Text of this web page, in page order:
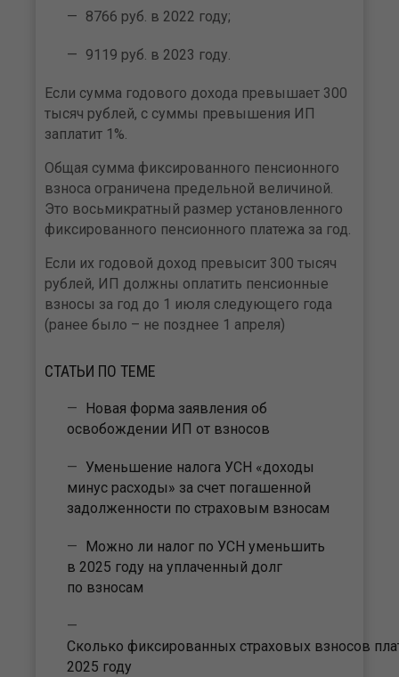
8766 руб. в 2022 году;
9119 руб. в 2023 году.
Если сумма годового дохода превышает 300
тысяч рублей, с суммы превышения ИП
заплатит 1%.
Общая сумма фиксированного пенсионного
взноса ограничена предельной величиной.
Это восьмикратный размер установленного
фиксированного пенсионного платежа за год.
Если их годовой доход превысит 300 тысяч
рублей, ИП должны оплатить пенсионные
взносы за год до 1 июля следующего года
(ранее было – не позднее 1 апреля)
СТАТЬИ ПО ТЕМЕ
Новая форма заявления об
освобождении ИП от взносов
Уменьшение налога УСН «доходы
минус расходы» за счет погашенной
задолженности по страховым взносам
Можно ли налог по УСН уменьшить
в 2025 году на уплаченный долг
по взносам
Сколько фиксированных страховых взносов
2025 году